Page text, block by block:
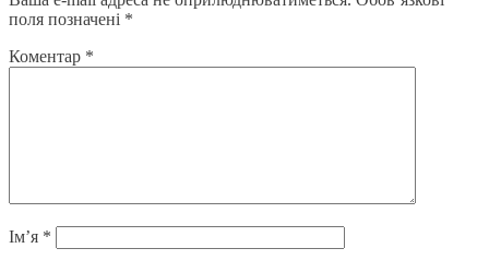
поля позначені *
Коментар *
Ім’я *